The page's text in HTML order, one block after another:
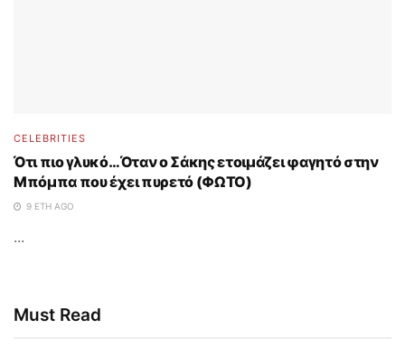
CELEBRITIES
Ότι πιο γλυκό…Όταν ο Σάκης ετοιμάζει φαγητό στην
Μπόμπα που έχει πυρετό (ΦΩΤΟ)
9 ΈΤΗ AGO
...
Must Read